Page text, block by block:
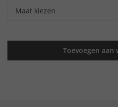
Maat kiezen
Toevoegen aan